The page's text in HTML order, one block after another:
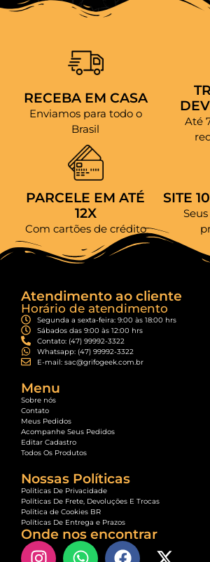
RECEBA EM CASA
Enviamos para todo o
Brasil
Até
PARCELE EM ATÉ
12X
Com cartões de crédito
SITE
Atendimento ao cliente
Horário de atendimento
Segunda a sexta-feira: 9:00 às 18:00 hrs
Sábados das 9:00 às 12:00 hrs
Contato: (47) 99992-3322
Whatsapp: (47) 99992-3322
E-mail: sac@grifogeek.com.br
Menu
Sobre nós
Contato
Meus Pedidos
Acompanhe Seus Pedidos
Editar Cadastro
Todos Os Produtos
Nossas Políticas
Políticas De Privacidade
Políticas De Frete, Devoluções E Trocas
Política de Cookies BR
Políticas De Entrega e Prazos
Onde nos encontrar